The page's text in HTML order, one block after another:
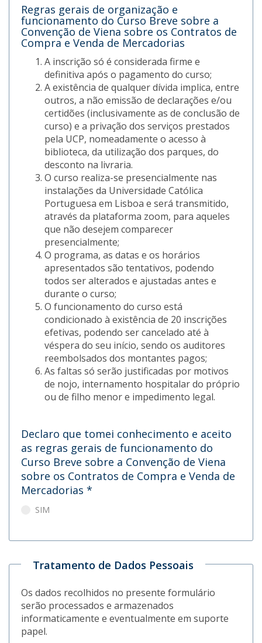
Regras gerais de organização e
funcionamento do Curso Breve sobre a
Convenção de Viena sobre os Contratos de
Compra e Venda de Mercadorias
A inscrição só é considerada firme e
definitiva após o pagamento do curso;
A existência de qualquer dívida implica, entre
outros, a não emissão de declarações e/ou
certidões (inclusivamente as de conclusão de
curso) e a privação dos serviços prestados
pela UCP, nomeadamente o acesso à
biblioteca, da utilização dos parques, do
desconto na livraria.
O curso realiza-se presencialmente nas
instalações da Universidade Católica
Portuguesa em Lisboa e será transmitido,
através da plataforma zoom, para aqueles
que não desejem comparecer
presencialmente;
O programa, as datas e os horários
apresentados são tentativos, podendo
todos ser alterados e ajustadas antes e
durante o curso;
O funcionamento do curso está
condicionado à existência de 20 inscrições
efetivas, podendo ser cancelado até à
véspera do seu início, sendo os auditores
reembolsados dos montantes pagos;
As faltas só serão justificadas por motivos
de nojo, internamento hospitalar do próprio
ou de filho menor e impedimento legal.
Declaro que tomei conhecimento e aceito
as regras gerais de funcionamento do
Curso Breve sobre a Convenção de Viena
sobre os Contratos de Compra e Venda de
Mercadorias *
SIM
Tratamento de Dados Pessoais
Os dados recolhidos no presente formulário
serão processados e armazenados
informaticamente e eventualmente em suporte
papel.